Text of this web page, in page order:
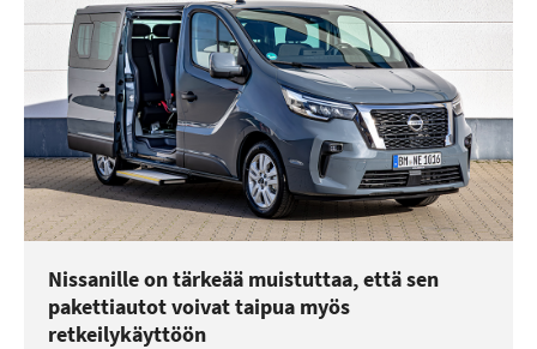
Nissanille on tärkeää muistuttaa, että sen
pakettiautot voivat taipua myös
retkeilykäyttöön